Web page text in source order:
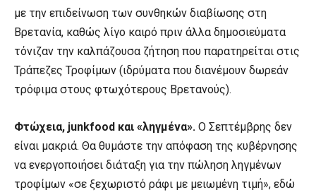
με την επιδείνωση των συνθηκών διαβίωσης στη
Βρετανία, καθώς λίγο καιρό πριν άλλα δημοσιεύματα
τόνιζαν την καλπάζουσα ζήτηση που παρατηρείται στις
Τράπεζες Τροφίμων (ιδρύματα που διανέμουν δωρεάν
τρόφιμα στους φτωχότερους Βρετανούς).
Φτώχεια, junkfood και «ληγμένα». Ο Σεπτέμβρης δεν
είναι μακριά. Θα θυμάστε την απόφαση της κυβέρνησης
να ενεργοποιήσει διάταξη για την πώληση ληγμένων
τροφίμων «σε ξεχωριστό ράφι με μειωμένη τιμή», εδώ